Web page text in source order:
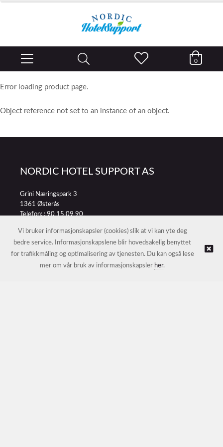
0
Error loading product page.
Object reference not set to an instance of an object.
NORDIC HOTEL SUPPORT AS
Grini Næringspark 3
1361 Østerås
Telefon: :90 15 09 90
© NORDIC HOTEL SUPPORT AS |Nettbutikk levert av Kréatif
Vi bruker informasjonskapsler (cookies) slik at vi kan yte deg
bedre service. Informasjonskapslene blir hovedsakelig benyttet
for trafikkmåling og optimalisering av tjenesten. Du kan også lese
mer om vår bruk av informasjonskapsler her.